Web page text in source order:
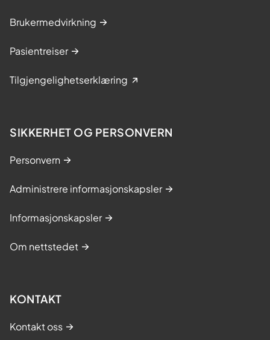
Brukermedvirkning
Pasientreiser
Tilgjengelighetserklæring
SIKKERHET OG PERSONVERN
Personvern
Administrere informasjonskapsler
Informasjonskapsler
Om nettstedet
KONTAKT
Kontakt oss